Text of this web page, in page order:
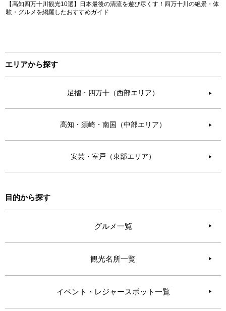
【高知四万十川観光10選】日本最後の清流を遊び尽くす！四万十川の絶景・体
験・グルメを網羅したおすすめガイド
エリアから探す
足摺・四万十（西部エリア） ▶︎
高知・須崎・南国（中部エリア） ▶︎
安芸・室戸（東部エリア） ▶︎
目的から探す
グルメ一覧
観光名所一覧
イベント・レジャースポット一覧